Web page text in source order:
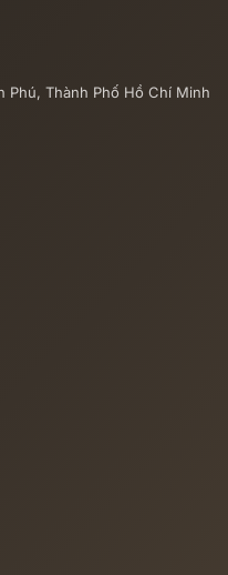
Phú, Thành Phố Hồ Chí Minh